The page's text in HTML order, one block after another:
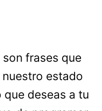
frases que
estado
deseas a tu